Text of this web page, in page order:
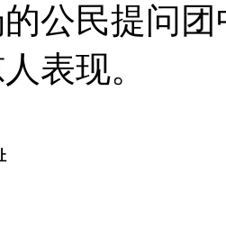
公民提问
表现。